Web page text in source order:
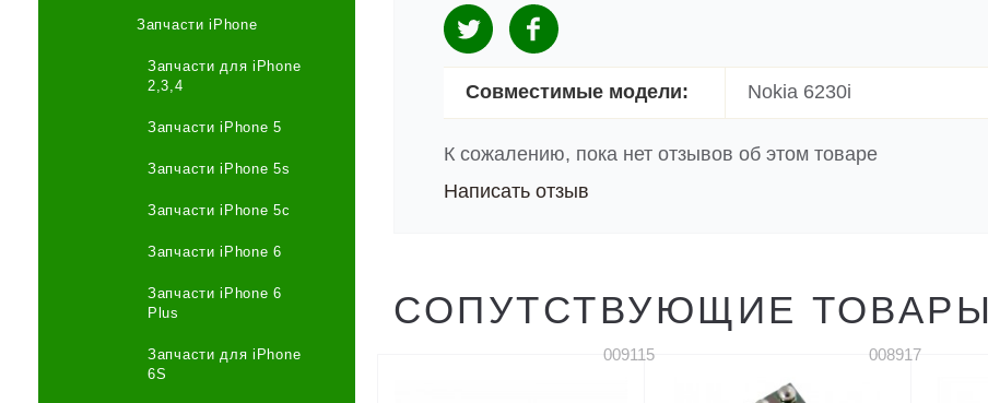
Запчасти iPhone
Запчасти для iPhone
2,3,4
Запчасти iPhone 5
Запчасти iPhone 5s
Запчасти iPhone 5c
Запчасти iPhone 6
Запчасти iPhone 6
Plus
Запчасти для iPhone
6S
Совместимые модели: Nokia 6230i
К сожалению, пока нет отзывов об этом товаре
Написать отзыв
СОПУТСТВУЮЩИЕ ТОВАРЫ
009115 008917